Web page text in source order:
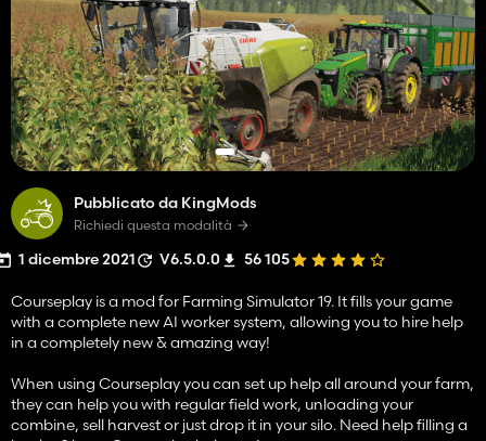
Pubblicato da KingMods
Richiedi questa modalità
1 dicembre 2021 V6.5.0.0 56 105
Courseplay is a mod for Farming Simulator 19. It fills your game
with a complete new AI worker system, allowing you to hire help
in a completely new & amazing way!
When using Courseplay you can set up help all around your farm,
they can help you with regular field work, unloading your
combine, sell harvest or just drop it in your silo. Need help filling a